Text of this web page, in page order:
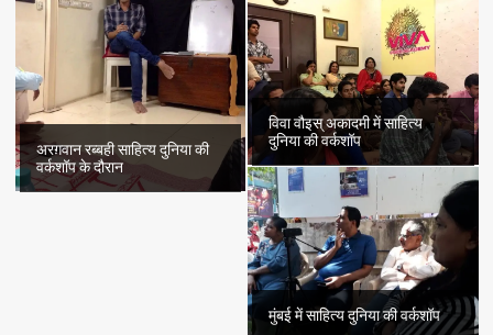
अरग़वान रब्बही साहित्य दुनिया की
वर्कशॉप के दौरान
विवा वौइस् अकादमी में साहित्य
दुनिया की वर्कशॉप
मुंबई में साहित्य दुनिया की वर्कशॉप